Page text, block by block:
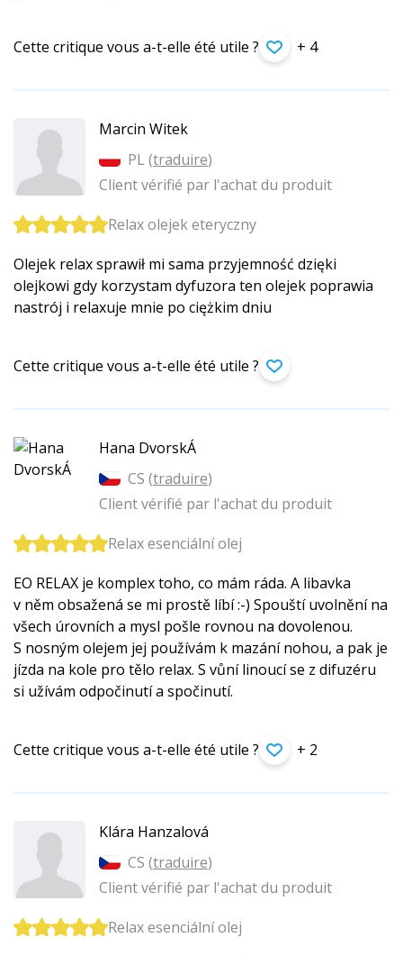
Cette critique vous a-t-elle été utile ? + 4
Marcin Witek
PL (traduire)
Client vérifié par l'achat du produit
Relax olejek eteryczny
Olejek relax sprawił mi sama przyjemność dzięki
olejkowi gdy korzystam dyfuzora ten olejek poprawia
nastrój i relaxuje mnie po ciężkim dniu
Cette critique vous a-t-elle été utile ?
Hana DvorskÁ
CS (traduire)
Client vérifié par l'achat du produit
Relax esenciální olej
EO RELAX je komplex toho, co mám ráda. A libavka
v něm obsažená se mi prostě líbí :-) Spouští uvolnění na
všech úrovních a mysl pošle rovnou na dovolenou.
S nosným olejem jej používám k mazání nohou, a pak je
jízda na kole pro tělo relax. S vůní linoucí se z difuzéru
si užívám odpočinutí a spočinutí.
Cette critique vous a-t-elle été utile ? + 2
Klára Hanzalová
CS (traduire)
Client vérifié par l'achat du produit
Relax esenciální olej